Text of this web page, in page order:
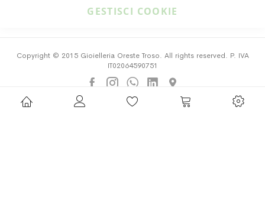
Copyright © 2015 Gioielleria Oreste Troso. All rights reserved. P. IVA
IT02064590751
Privacy Policy Cookie Policy
GESTISCI COOKIE